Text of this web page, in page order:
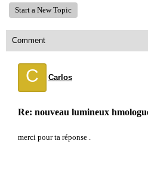
Start a New Topic
Comment
C Carlos
Re: nouveau lumineux
merci pour ta réponse .